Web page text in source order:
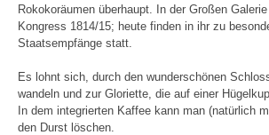
Rokokoräumen überhaupt. In der Großen
Kongress 1814/15; heute finden in ihr zu
Staatsempfänge statt.
Es lohnt sich, durch den wunderschönen
wandeln und zur Gloriette, die auf einer
In dem integrierten Kaffee kann man (natürlich
den Durst löschen.